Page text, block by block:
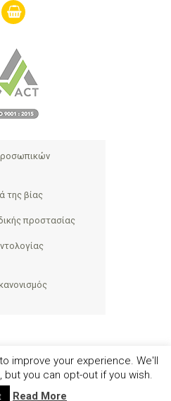
shopping-
basket
της βίας
προστασίας
Reserved
improve your experience. We'll
but you can opt-out if you wish.
Read More